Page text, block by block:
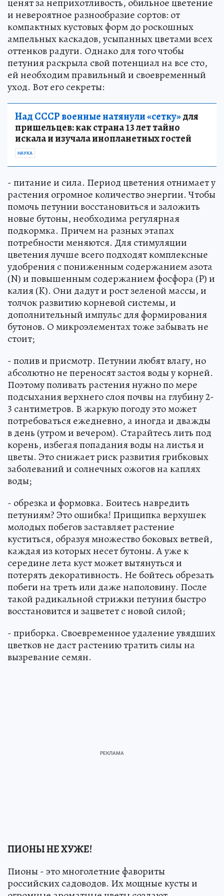
и невероятное разнообразие сортов: от
компактных кустовых форм до роскошных
ампельных каскадов, усыпанных цветами всех
оттенков радуги. Однако для того чтобы
петуния раскрыла свой потенциал на все сто,
ей необходим правильный и своевременный
уход. Вот его секреты:
Над СССР военные натянули «сетку»для
пришельцев: как страна 13 лет тайно
искала и изучала инопланетных гостей
НАУКА
- питание и сила. Период цветения отнимает у
растения огромное количество энергии. Чтобы
помочь петунии восстановиться и заложить
новые бутоны, необходима регулярная
подкормка. Причем на разных этапах
потребности меняются. Для стимуляции
цветения лучше всего подходят комплексные
удобрения с пониженным содержанием азота
(N) и повышенным содержанием фосфора (P) и
калия (K). Они дадут и рост зеленой массы, и
толчок развитию корневой системы, и
дополнительный импульс для формирования
бутонов. О микроэлементах тоже забывать не
стоит;
- полив и присмотр. Петунии любят влагу, но
абсолютно не переносят застоя воды у корней.
Поэтому поливать растения нужно по мере
подсыхания верхнего слоя почвы на глубину 2-
3 сантиметров. В жаркую погоду это может
потребоваться ежедневно, а иногда и дважды
в день (утром и вечером). Старайтесь лить под
корень, избегая попадания воды на листья и
цветы. Это снижает риск развития грибковых
заболеваний и солнечных ожогов на каплях
воды;
- обрезка и формовка. Боитесь навредить
петуниям? Это ошибка! Прищипка верхушек
молодых побегов заставляет растение
куститься, образуя множество боковых ветвей,
каждая из которых несет бутоны. А уже к
середине лета куст может вытянуться и
потерять декоративность. Не бойтесь обрезать
побеги на треть или даже наполовину. После
такой радикальной стрижки петуния быстро
восстановится и зацветет с новой силой;
- приборка. Своевременное удаление увядших
цветков не даст растению тратить силы на
вызревание семян.
ПИОНЫ НЕ ХУЖЕ!
Пионы - это многолетние фавориты
российских садоводов. Их мощные кусты и